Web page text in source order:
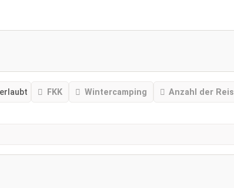
erlaubt FKK Wintercamping Anzahl der